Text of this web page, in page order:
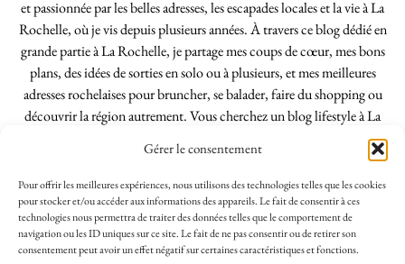
Gérer le consentement
Pour offrir les meilleures expériences, nous utilisons des technologies telles que les cookies
pour stocker et/ou accéder aux informations des appareils. Le fait de consentir à ces
technologies nous permettra de traiter des données telles que le comportement de
navigation ou les ID uniques sur ce site. Le fait de ne pas consentir ou de retirer son
consentement peut avoir un effet négatif sur certaines caractéristiques et fonctions.
et passionnée par les belles adresses, les escapades locales et la vie à La
Rochelle, où je vis depuis plusieurs années. À travers ce blog dédié en
grande partie à La Rochelle, je partage mes coups de cœur, mes bons
plans, des idées de sorties en solo ou à plusieurs, et mes meilleures
adresses rochelaises pour bruncher, se balader, faire du shopping ou
découvrir la région autrement. Vous cherchez un blog lifestyle à La
Rochelle, tenu par une locale ? Vous êtes au bon endroit. Que vous
soyez Rochelais·e ou de passage dans notre belle ville, j’espère que mes
articles vous aideront à profiter de La Rochelle comme un·e vrai·e
initié·e. !